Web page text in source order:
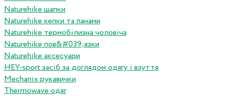
Naturehike шапки
Naturehike кепки та панами
Naturehike термобілизна чоловіча
Naturehike пов&#039;язки
Naturehike аксесуари
HEY-sport засіб за доглядом одягу і взуття
Mechanix рукавички
Thermowave одяг